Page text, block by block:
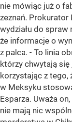
nie mówiąc już o
zeznań. Prokurator
wydziału do
że informacje o
z palca. - To linia
którzy chwytają
korzystając z tego,
w Meksyku
Esparza. Uważa
nie mają nic